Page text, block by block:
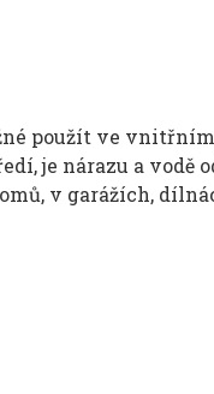
použít ve
je nárazu a vodě
v garážích,